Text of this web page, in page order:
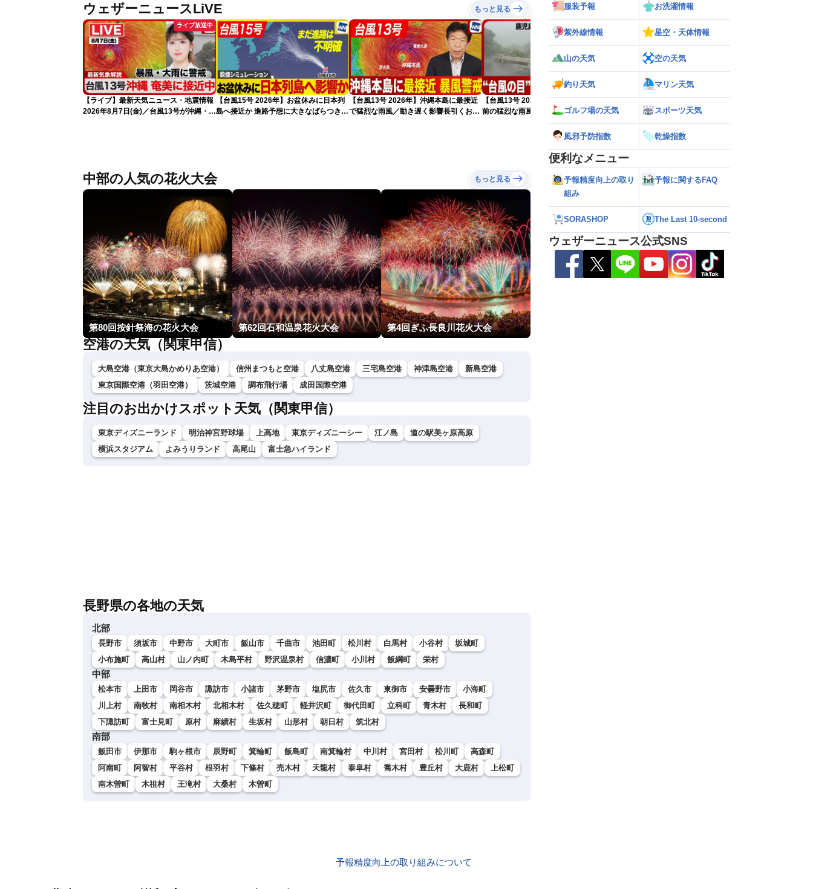
ウェザーニュースLiVE もっと見る
ライブ放送中
【ライブ】最新天気ニュース・地震情報
2026年8月7日(金)／台風13号が沖縄・奄
【台風15号 2026年】お盆休みに日本列
島へ接近か 進路予想に大きなばらつき
【台風13号 2026年】沖縄本島に最接近
で猛烈な雨風／動き遅く影響長引くおそ
【台風13号 2026年】台風の目に入る直
前の猛烈な雨風 最大瞬間風速42.2m/s観
測 吹き返しも猛烈な暴風になるおそれ
【台風13号 2026】大型で強い台風13号
が沖縄・奄美に最接近 暴風や大雨警戒
（7日10時現在）
中部の人気の花火大会 もっと見る
第80回按針祭海の花火大会 第62回石和温泉花火大会 第4回ぎふ長良川花火大会
空港の天気（関東甲信）
大島空港（東京大島かめりあ空港） 信州まつもと空港 八丈島空港 三宅島空港 神津島空港
新島空港
東京国際空港（羽田空港）
茨城空港 調布飛行場 成田国際空港
注目のお出かけスポット天気（関東甲信）
東京ディズニーランド 明治神宮野球場 上高地 東京ディズニーシー 江ノ島
道の駅美ヶ原高原
横浜スタジアム
よみうりランド 高尾山 富士急ハイランド
長野県の各地の天気
北部
長野市 須坂市 中野市 大町市 飯山市 千曲市 池田町 松川村 白馬村 小谷村
坂城町
小布施町
高山村 山ノ内町 木島平村 野沢温泉村 信濃町 小川村 飯綱町 栄村
中部
松本市 上田市 岡谷市 諏訪市 小諸市 茅野市 塩尻市 佐久市 東御市 安曇野市
小海町
川上村
南牧村 南相木村 北相木村 佐久穂町 軽井沢町 御代田町 立科町 青木村
長和町
下諏訪町
富士見町 原村 麻績村 生坂村 山形村 朝日村 筑北村
南部
飯田市 伊那市 駒ヶ根市 辰野町 箕輪町 飯島町 南箕輪村 中川村 宮田村 松川町
高森町
阿南町
阿智村 平谷村 根羽村 下條村 売木村 天龍村 泰阜村 喬木村 豊丘村 大鹿村
上松町
南木曽町
木祖村 王滝村 大桑村 木曽町
服装予報 お洗濯情報
紫外線情報 星空・天体情報
山の天気 空の天気
釣り天気 マリン天気
ゴルフ場の天気 スポーツ天気
風邪予防指数 乾燥指数
便利なメニュー
予報精度向上の取り
組み
予報に関するFAQ
SORASHOP The Last 10-second
ウェザーニュース公式SNS
予報精度向上の取り組みについて